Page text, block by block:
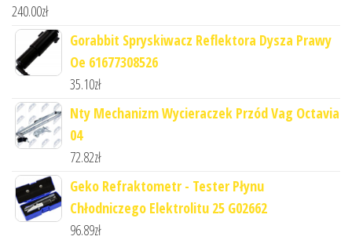
240.00zł
Gorabbit Spryskiwacz Reflektora Dysza Prawy
Oe 61677308526
35.10zł
Nty Mechanizm Wycieraczek Przód Vag Octavia
04
72.82zł
Geko Refraktometr - Tester Płynu
Chłodniczego Elektrolitu 25 G02662
96.89zł